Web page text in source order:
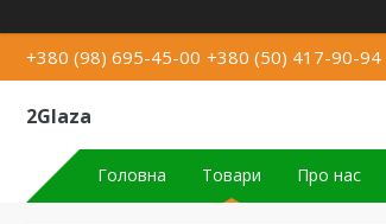
+380 (98) 695-45-00 +380 (50) 417-90-94
2Glaza
Головна Товари Про нас